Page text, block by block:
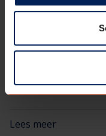
De werkdag van
Hoe ziet de werkdag
Berkvens eruit? Wij
Lees meer